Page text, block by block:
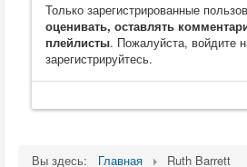
Только зарегистрированные
оценивать, оставлять
плейлисты. Пожалуйста, войдите
зарегистрируйтесь.
Вы здесь: Главная Ruth Barrett